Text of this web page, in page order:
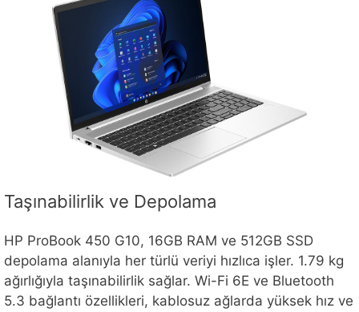
Taşınabilirlik ve Depolama
HP ProBook 450 G10, 16GB RAM ve 512GB SSD
depolama alanıyla her türlü veriyi hızlıca işler. 1.79 kg
ağırlığıyla taşınabilirlik sağlar. Wi-Fi 6E ve Bluetooth
5.3 bağlantı özellikleri, kablosuz ağlarda yüksek hız ve